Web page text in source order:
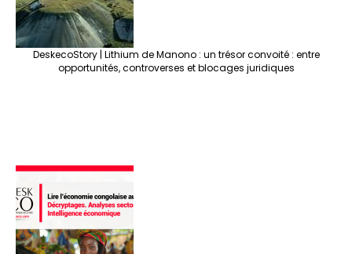
DeskecoStory | Lithium de Manono : un trésor convoité : entre
opportunités, controverses et blocages juridiques